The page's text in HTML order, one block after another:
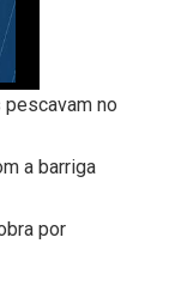
no
a barriga
por